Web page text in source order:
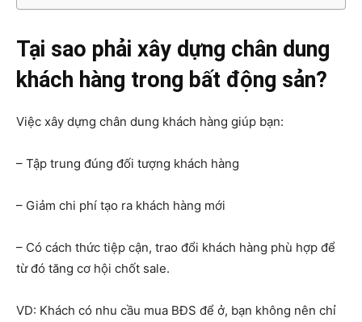
Tại sao phải xây dựng chân dung
khách hàng trong bất động sản?
Việc xây dựng chân dung khách hàng giúp bạn:
– Tập trung đúng đối tượng khách hàng
– Giảm chi phí tạo ra khách hàng mới
– Có cách thức tiệp cận, trao đổi khách hàng phù hợp để
từ đó tăng cơ hội chốt sale.
VD: Khách có nhu cầu mua BĐS để ở, bạn không nên chỉ